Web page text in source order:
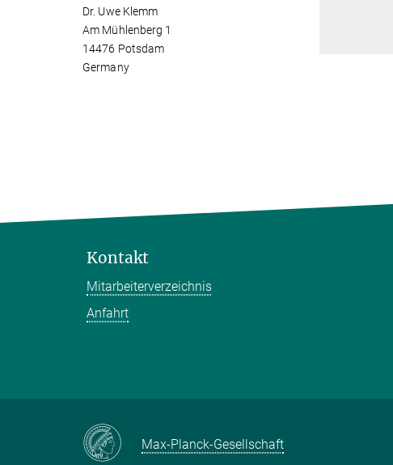
Dr. Uwe Klemm
Am Mühlenberg 1
14476 Potsdam
Germany
Kontakt
Mitarbeiterverzeichnis
Anfahrt
Max-Planck-Gesellschaft